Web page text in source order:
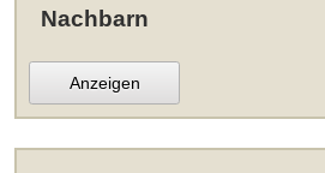
Nachbarn
Anzeigen